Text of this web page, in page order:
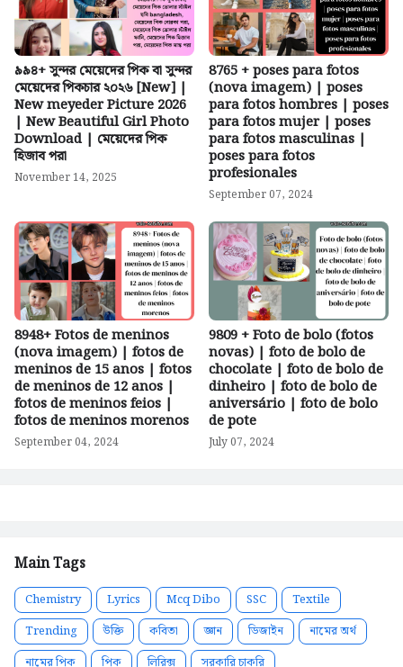
৯৯৪+ সুন্দর মেয়েদের পিক বা সুন্দর
মেয়েদের পিকচার ২০২৬ [New] |
New meyeder Picture 2026
| New Beautiful Girl Photo
Download | মেয়েদের পিক
হিজাব পরা
November 14, 2025
8765 + poses para fotos
(nova imagem) | poses
para fotos hombres | poses
para fotos mujer | poses
para fotos masculinas |
poses para fotos
profesionales
September 07, 2024
8948+ Fotos de meninos
(nova imagem) | fotos de
meninos de 15 anos | fotos
de meninos de 12 anos |
fotos de meninos feios |
fotos de meninos morenos
September 04, 2024
9809 + Foto de bolo (fotos
novas) | foto de bolo de
chocolate | foto de bolo de
dinheiro | foto de bolo de
aniversário | foto de bolo
de pote
July 07, 2024
Main Tags
Chemistry Lyrics Mcq Dibo SSC
Textile
Trending
উক্তি কবিতা জ্ঞান ডিজাইন
নামের অর্থ